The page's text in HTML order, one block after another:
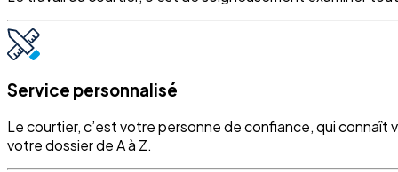
Service personnalisé
Le courtier, c’est votre personne de confiance, qui
votre dossier de A à Z.